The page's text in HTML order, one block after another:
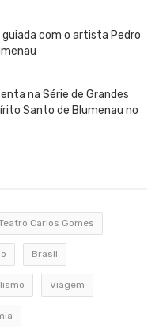
com o artista Pedro
na Série de Grandes
Santo de Blumenau no
Carlos Gomes
Brasil
Viagem